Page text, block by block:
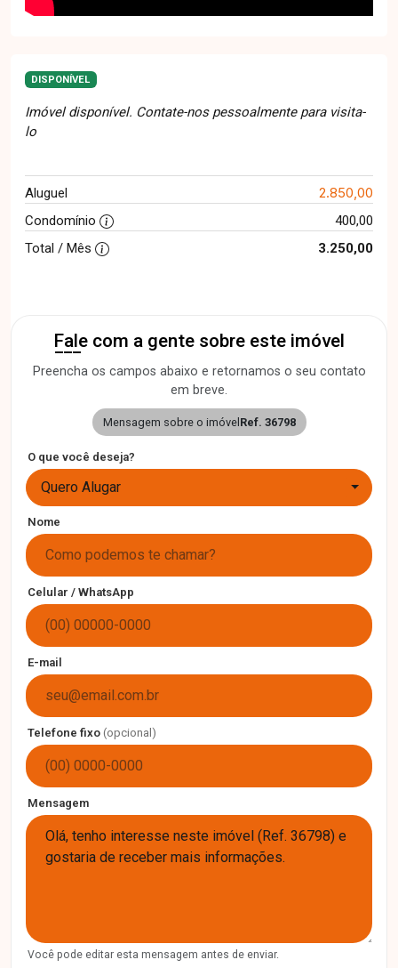
DISPONÍVEL
Imóvel disponível. Contate-nos pessoalmente para visita-
lo
Aluguel 2.850,00
Condomínio
400,00
Total / Mês
3.250,00
Fale com a gente sobre este imóvel
Preencha os campos abaixo e retornamos o seu contato
em breve.
Mensagem sobre o imóvelRef. 36798
O que você deseja?
Quero Alugar
Nome
Celular / WhatsApp
E-mail
Telefone fixo (opcional)
Mensagem
Você pode editar esta mensagem antes de enviar.